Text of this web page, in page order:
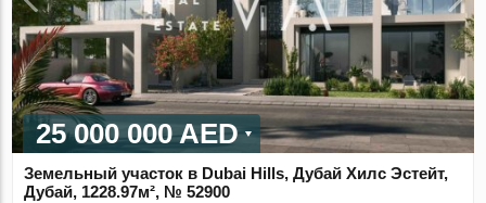
25 000 000 AED
Земельный участок в Dubai Hills, Дубай Хилс Эстейт,
Дубай, 1228.97м², № 52900